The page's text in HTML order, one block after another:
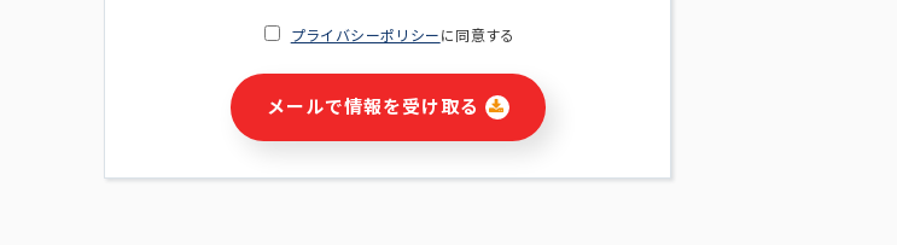
・ご請求された資料の送付のため
・本サービス及び本サービスに関連する情報(当社及び第三者のサー
ビス又は商品等の広告配信・宣伝を含みますが、それらに限定されま
せん)の提供又はそれらに関する連絡のため
プライバシーポリシー に同意する
メールで情報を受け取る